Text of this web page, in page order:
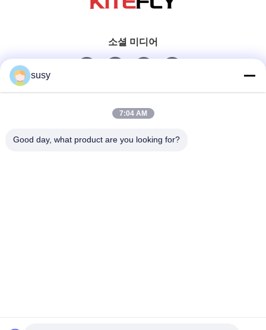
소셜 미디어
빠른 연락
susy
7:04 AM
Good day, what product are you looking for?